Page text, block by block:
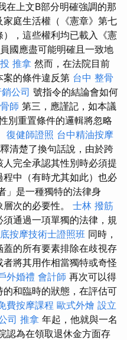
在上文B部分明確強調的那
庭生活權（《憲章》第七
，這些權利均已載入《憲
國應盡可能明確且一致地
推拿 然而，在法院目前
案的條件違反第 台中 整骨
公司 號指令的結論會如何
師 第三，應謹記，如本議
別重置條件的邏輯將忽略
復健師證照 台中精油按摩
清楚了換句話說，由於跨
完全承認其性別時必須提
中（有時尤其如此）也必
」是一種獨特的法律身
次的必要性。 士林 撥筋
通過一項單獨的法律，規
按摩技術士證照班 同時，
的所有要素排除在歧視存
將其用作相當獨特或奇怪
外婚禮 會計師 再次可以得
和臨時的狀態，在評估可
費按摩課程 歐式外燴 設立
司 推拿 年起，他就與一名
認為在領取退休金方面存